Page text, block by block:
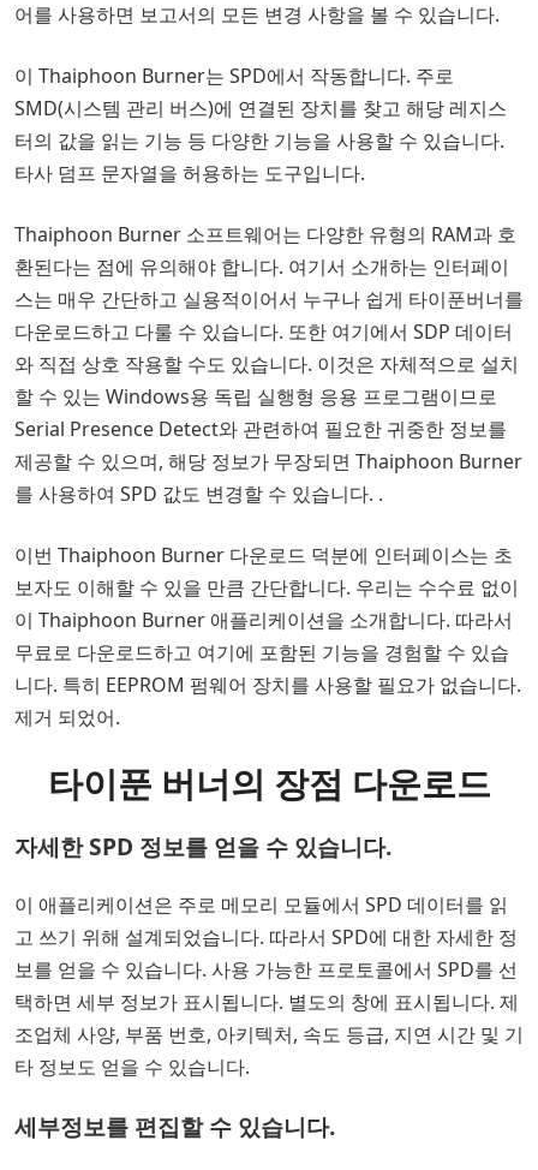
어를 사용하면 보고서의 모든 변경 사항을 볼 수 있습니다.
이 Thaiphoon Burner는 SPD에서 작동합니다. 주로
SMD(시스템 관리 버스)에 연결된 장치를 찾고 해당 레지스
터의 값을 읽는 기능 등 다양한 기능을 사용할 수 있습니다.
타사 덤프 문자열을 허용하는 도구입니다.
Thaiphoon Burner 소프트웨어는 다양한 유형의 RAM과 호
환된다는 점에 유의해야 합니다. 여기서 소개하는 인터페이
스는 매우 간단하고 실용적이어서 누구나 쉽게 타이푼버너를
다운로드하고 다룰 수 있습니다. 또한 여기에서 SDP 데이터
와 직접 상호 작용할 수도 있습니다. 이것은 자체적으로 설치
할 수 있는 Windows용 독립 실행형 응용 프로그램이므로
Serial Presence Detect와 관련하여 필요한 귀중한 정보를
제공할 수 있으며, 해당 정보가 무장되면 Thaiphoon Burner
를 사용하여 SPD 값도 변경할 수 있습니다. .
이번 Thaiphoon Burner 다운로드 덕분에 인터페이스는 초
보자도 이해할 수 있을 만큼 간단합니다. 우리는 수수료 없이
이 Thaiphoon Burner 애플리케이션을 소개합니다. 따라서
무료로 다운로드하고 여기에 포함된 기능을 경험할 수 있습
니다. 특히 EEPROM 펌웨어 장치를 사용할 필요가 없습니다.
제거 되었어.
타이푼 버너의 장점 다운로드
자세한 SPD 정보를 얻을 수 있습니다.
이 애플리케이션은 주로 메모리 모듈에서 SPD 데이터를 읽
고 쓰기 위해 설계되었습니다. 따라서 SPD에 대한 자세한 정
보를 얻을 수 있습니다. 사용 가능한 프로토콜에서 SPD를 선
택하면 세부 정보가 표시됩니다. 별도의 창에 표시됩니다. 제
조업체 사양, 부품 번호, 아키텍처, 속도 등급, 지연 시간 및 기
타 정보도 얻을 수 있습니다.
세부정보를 편집할 수 있습니다.